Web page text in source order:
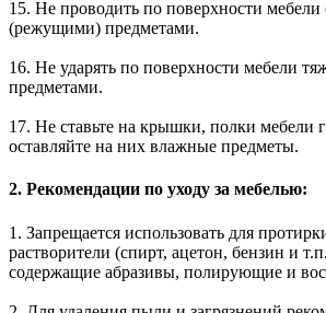
15. Не проводить по поверхности
(режущими) предметами.
16. Не ударять по поверхности мебели
предметами.
17. Не ставьте на крышки, полки мебели
оставляйте на них влажные предметы.
2. Рекомендации по уходу за мебелью:
1. Запрещается использовать для
растворители (спирт, ацетон, бензин и
содержащие абразивы, полирующие и